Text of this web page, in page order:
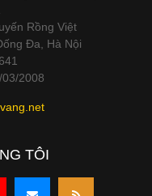
Rồng Việt
Đa, Hà Nội
2008
TÔI